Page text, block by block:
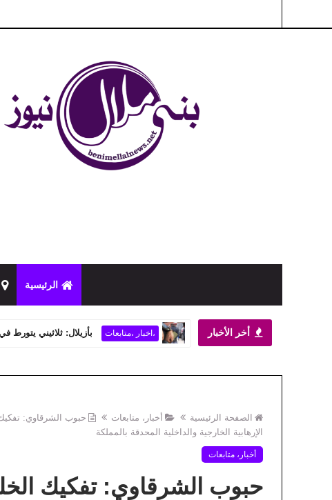
الرئيسية
أخر الأخبار ،اخبار ،متابعات بأزيلال: ثلاثيني يتورط
الصفحة الرئيسية أخبار، متابعات
حبوب الشرقاوي: تفكيك
الإرهابية الخارجية والداخلية المحدقة بالمملكة
أخبار، متابعات
حبوب الشرقاوي: تفكيك